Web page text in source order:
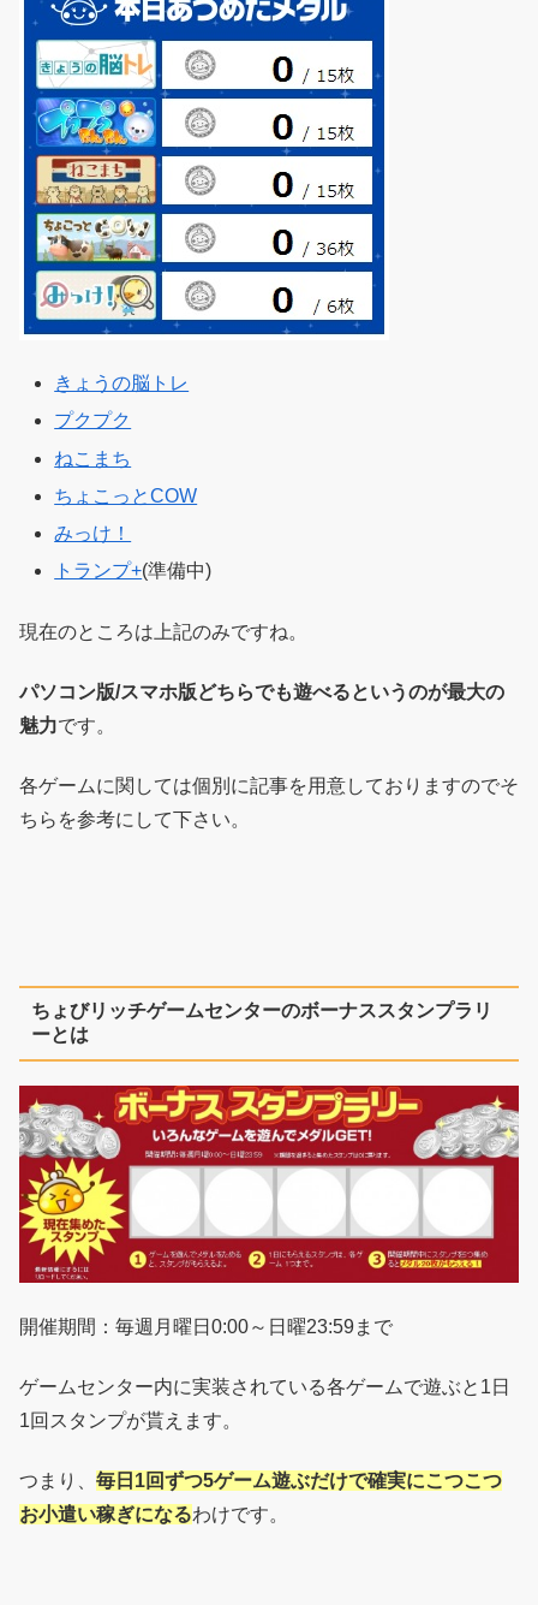
きょうの脳トレ
プクプク
ねこまち
ちょこっとCOW
みっけ！
トランプ+(準備中)
現在のところは上記のみですね。
パソコン版/スマホ版どちらでも遊べるというのが最大の
魅力です。
各ゲームに関しては個別に記事を用意しておりますのでそ
ちらを参考にして下さい。
ちょびリッチゲームセンターのボーナススタンプラリ
ーとは
開催期間：毎週月曜日0:00～日曜23:59まで
ゲームセンター内に実装されている各ゲームで遊ぶと1日
1回スタンプが貰えます。
つまり、 毎日1回ずつ5ゲーム遊ぶだけで確実にこつこつ
お小遣い稼ぎになるわけです。